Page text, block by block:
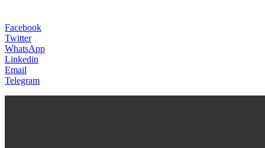
Facebook
Twitter
WhatsApp
Linkedin
Email
Telegram